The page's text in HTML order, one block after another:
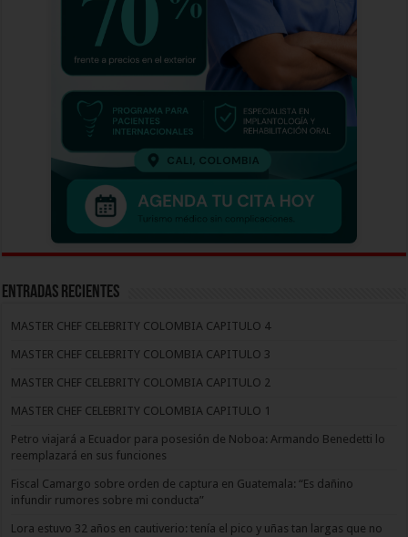
Entradas recientes
MASTER CHEF CELEBRITY COLOMBIA CAPITULO 4
MASTER CHEF CELEBRITY COLOMBIA CAPITULO 3
MASTER CHEF CELEBRITY COLOMBIA CAPITULO 2
MASTER CHEF CELEBRITY COLOMBIA CAPITULO 1
Petro viajará a Ecuador para posesión de Noboa: Armando Benedetti lo
reemplazará en sus funciones
Fiscal Camargo sobre orden de captura en Guatemala: “Es dañino
infundir rumores sobre mi conducta”
Lora estuvo 32 años en cautiverio: tenía el pico y uñas tan largas que no